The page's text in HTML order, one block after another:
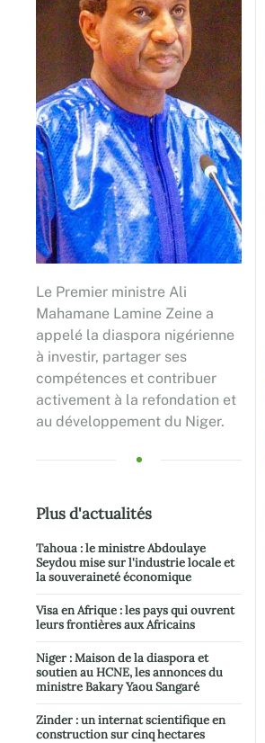
Le Premier ministre Ali
Mahamane Lamine Zeine a
appelé la diaspora nigérienne
à investir, partager ses
compétences et contribuer
activement à la refondation et
au développement du Niger.
Plus d'actualités
Tahoua : le ministre Abdoulaye
Seydou mise sur l'industrie locale et
la souveraineté économique
Visa en Afrique : les pays qui ouvrent
leurs frontières aux Africains
Niger : Maison de la diaspora et
soutien au HCNE, les annonces du
ministre Bakary Yaou Sangaré
Zinder : un internat scientifique en
construction sur cinq hectares